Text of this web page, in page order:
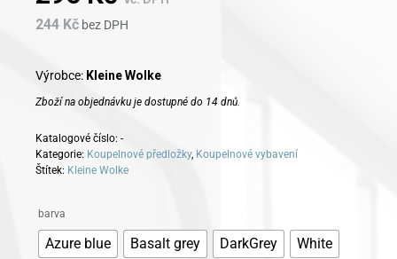
price
was:
367 Kč.
price
is:
295 Kč.
244 Kč bez DPH
Výrobce: Kleine Wolke
Zboží na objednávku je dostupné do 14 dnů.
Katalogové číslo: -
Kategorie: Koupelnové předložky, Koupelnové vybavení
Štítek: Kleine Wolke
barva
Azure blue Basalt grey DarkGrey White